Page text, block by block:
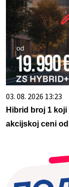
03. 08. 2026 13:23
Hibrid broj 1
akcijskoj ceni od